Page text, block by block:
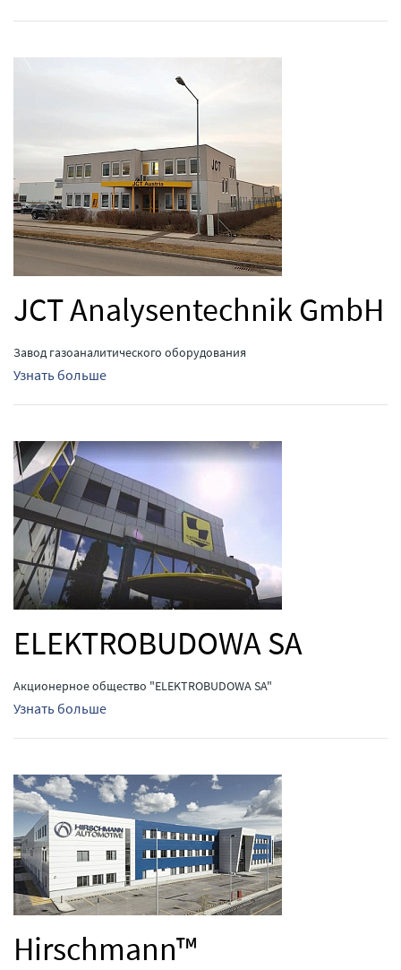
JCT Analysentechnik GmbH
Завод газоаналитического оборудования
Узнать больше
ELEKTROBUDOWA SA
Акционерное общество "ELEKTROBUDOWA SA"
Узнать больше
Hirschmann™